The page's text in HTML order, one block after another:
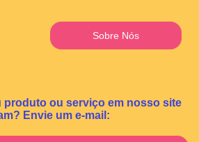
Sobre Nós
produto ou serviço em nosso site
Envie um e-mail: